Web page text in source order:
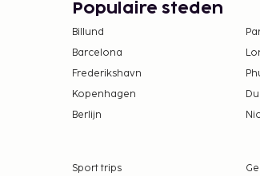
Populaire steden
Billund
Barcelona
Frederikshavn
Kopenhagen
Berlijn
Sport trips